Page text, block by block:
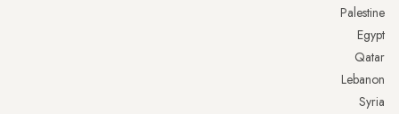
Palestine
Egypt
Qatar
Lebanon
Syria